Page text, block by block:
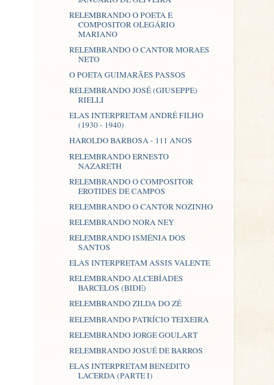
RELEMBRANDO O POETA E
COMPOSITOR OLEGÁRIO
MARIANO
RELEMBRANDO O CANTOR MORAES
NETO
O POETA GUIMARÃES PASSOS
RELEMBRANDO JOSÉ (GIUSEPPE)
RIELLI
ELAS INTERPRETAM ANDRÉ FILHO
(1930 - 1940)
HAROLDO BARBOSA - 111 ANOS
RELEMBRANDO ERNESTO
NAZARETH
RELEMBRANDO O COMPOSITOR
EROTIDES DE CAMPOS
RELEMBRANDO O CANTOR NOZINHO
RELEMBRANDO NORA NEY
RELEMBRANDO ISMÊNIA DOS
SANTOS
ELAS INTERPRETAM ASSIS VALENTE
RELEMBRANDO ALCEBÍADES
BARCELOS (BIDE)
RELEMBRANDO ZILDA DO ZÉ
RELEMBRANDO PATRÍCIO TEIXEIRA
RELEMBRANDO JORGE GOULART
RELEMBRANDO JOSUÉ DE BARROS
ELAS INTERPRETAM BENEDITO
LACERDA (PARTE I)